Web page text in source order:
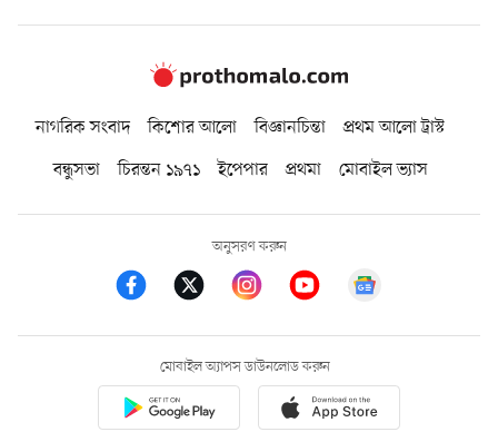
নাগরিক সংবাদ কিশোর আলো বিজ্ঞানচিন্তা
প্রথম আলো ট্রাস্ট
বন্ধুসভা
চিরন্তন ১৯৭১ ইপেপার প্রথমা মোবাইল ভ্যাস
অনুসরণ করুন
মোবাইল অ্যাপস ডাউনলোড করুন